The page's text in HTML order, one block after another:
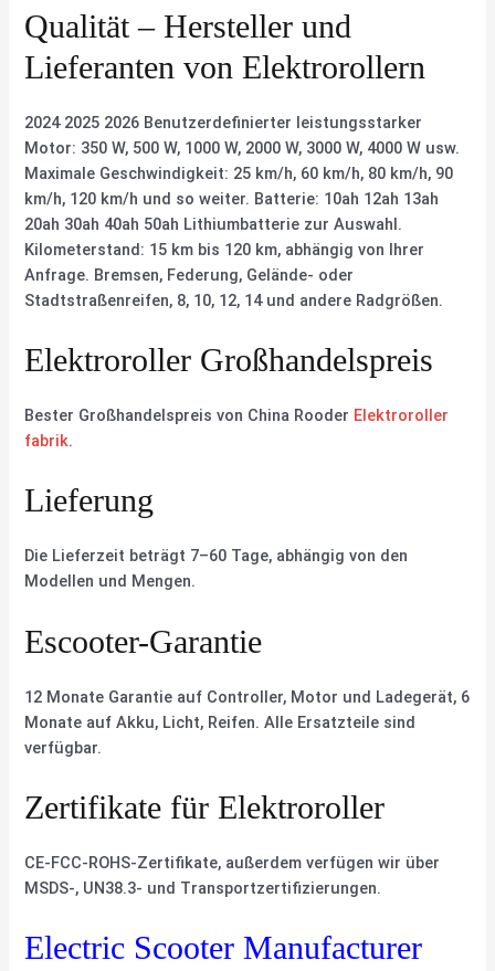
Qualität – Hersteller und
Lieferanten von Elektrorollern
2024 2025 2026 Benutzerdefinierter leistungsstarker
Motor: 350 W, 500 W, 1000 W, 2000 W, 3000 W, 4000 W usw.
Maximale Geschwindigkeit: 25 km/h, 60 km/h, 80 km/h, 90
km/h, 120 km/h und so weiter. Batterie: 10ah 12ah 13ah
20ah 30ah 40ah 50ah Lithiumbatterie zur Auswahl.
Kilometerstand: 15 km bis 120 km, abhängig von Ihrer
Anfrage. Bremsen, Federung, Gelände- oder
Stadtstraßenreifen, 8, 10, 12, 14 und andere Radgrößen.
Elektroroller Großhandelspreis
Bester Großhandelspreis von China Rooder Elektroroller
fabrik.
Lieferung
Die Lieferzeit beträgt 7–60 Tage, abhängig von den
Modellen und Mengen.
Escooter-Garantie
12 Monate Garantie auf Controller, Motor und Ladegerät, 6
Monate auf Akku, Licht, Reifen. Alle Ersatzteile sind
verfügbar.
Zertifikate für Elektroroller
CE-FCC-ROHS-Zertifikate, außerdem verfügen wir über
MSDS-, UN38.3- und Transportzertifizierungen.
Electric Scooter Manufacturer